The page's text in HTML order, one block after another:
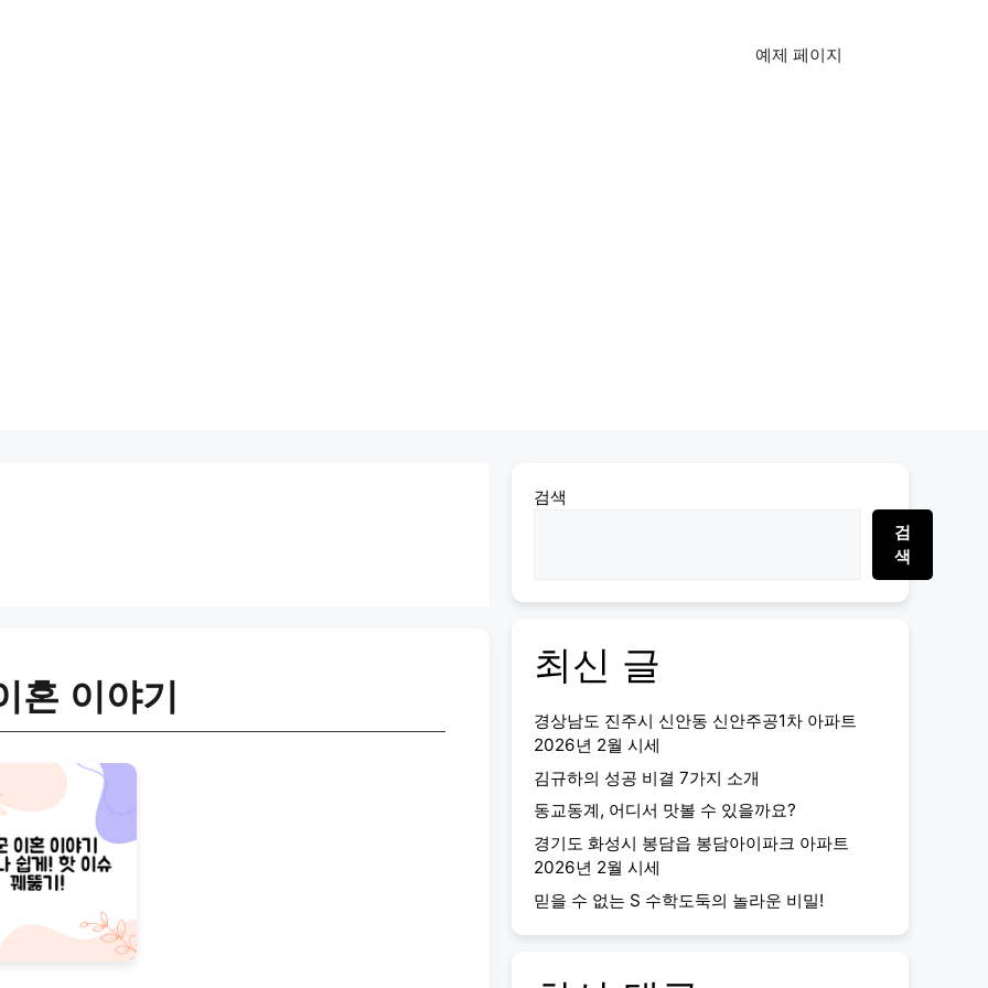
예제 페이지
혼 이야기
검색
검
색
최신 글
경상남도 진주시 신안동 신안주공1차 아파트
2026년 2월 시세
김규하의 성공 비결 7가지 소개
동교동계, 어디서 맛볼 수 있을까요?
경기도 화성시 봉담읍 봉담아이파크 아파트
2026년 2월 시세
믿을 수 없는 S 수학도둑의 놀라운 비밀!